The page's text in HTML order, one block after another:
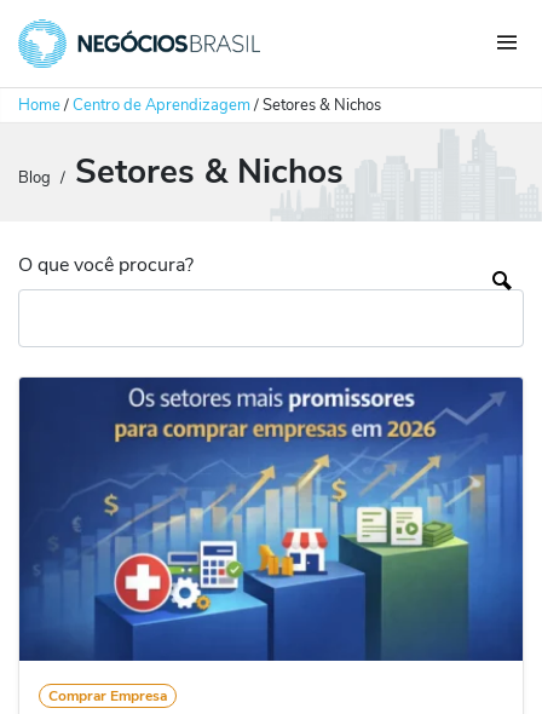
Home/Centro de Aprendizagem/Setores & Nichos
Blog / Setores & Nichos
O que você procura?
Comprar Empresa